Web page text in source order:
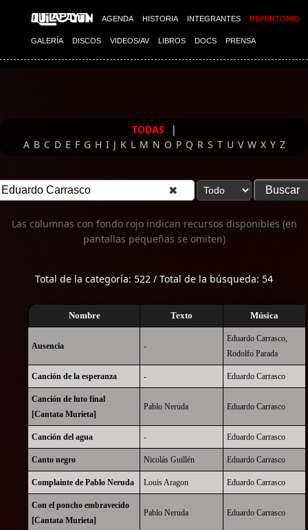
AGENDA HISTORIA INTEGRANTES REPERTORIO
GALERÍA DISCOS VIDEOS/AV LIBROS DOCS PRENSA
Imagen 01
TODAS
|
A B C D E F G H I J K L M N O P Q R S T U V W X Y Z
✖
Las columnas con fondo rojo indican recursos disponibles (en
pantallas pequeñas se omiten)
Total de la categoría: 522 / Total de la búsqueda: 54
Nombre Texto Música
Ausencia -
Eduardo Carrasco,
Rodolfo Parada
Canción de la esperanza - Eduardo Carrasco
Canción de luto final
[Cantata Murieta]
Pablo Neruda Eduardo Carrasco
Canción del agua - Eduardo Carrasco
Canto negro Nicolás Guillén Eduardo Carrasco
Complainte de Pablo Neruda Louis Aragon Eduardo Carrasco
Con el poncho embravecido
[Cantata Murieta]
Pablo Neruda Eduardo Carrasco